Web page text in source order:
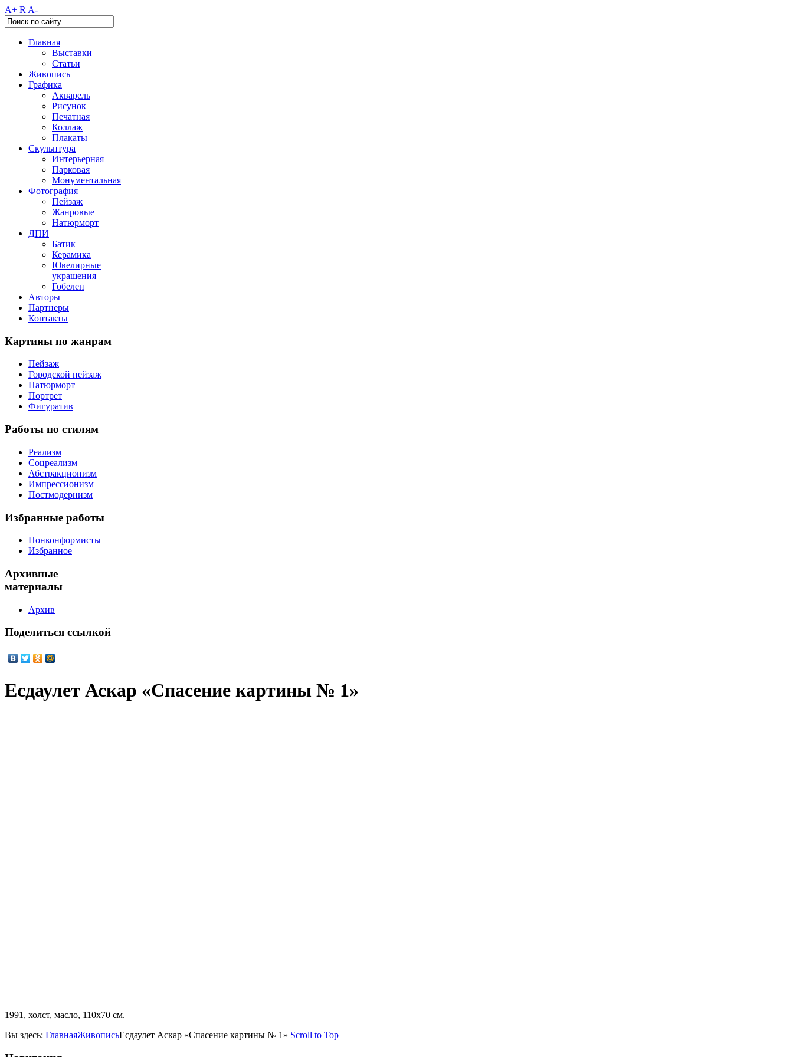
A+ R A-
Главная
Выставки
Статьи
Живопись
Графика
Акварель
Рисунок
Печатная
Коллаж
Плакаты
Скульптура
Интерьерная
Парковая
Монументальная
Фотография
Пейзаж
Жанровые
Натюрморт
ДПИ
Батик
Керамика
Ювелирные
украшения
Гобелен
Авторы
Партнеры
Контакты
Картины по жанрам
Пейзаж
Городской пейзаж
Натюрморт
Портрет
Фигуратив
Работы по стилям
Реализм
Соцреализм
Абстракционизм
Импрессионизм
Постмодернизм
Избранные работы
Нонконформисты
Избранное
Архивные
материалы
Архив
Поделиться ссылкой
Есдаулет Аскар «Спасение картины № 1»
1991, холст, масло, 110x70 см.
Вы здесь: ГлавнаяЖивописьЕсдаулет Аскар «Спасение картины № 1» Scroll to Top